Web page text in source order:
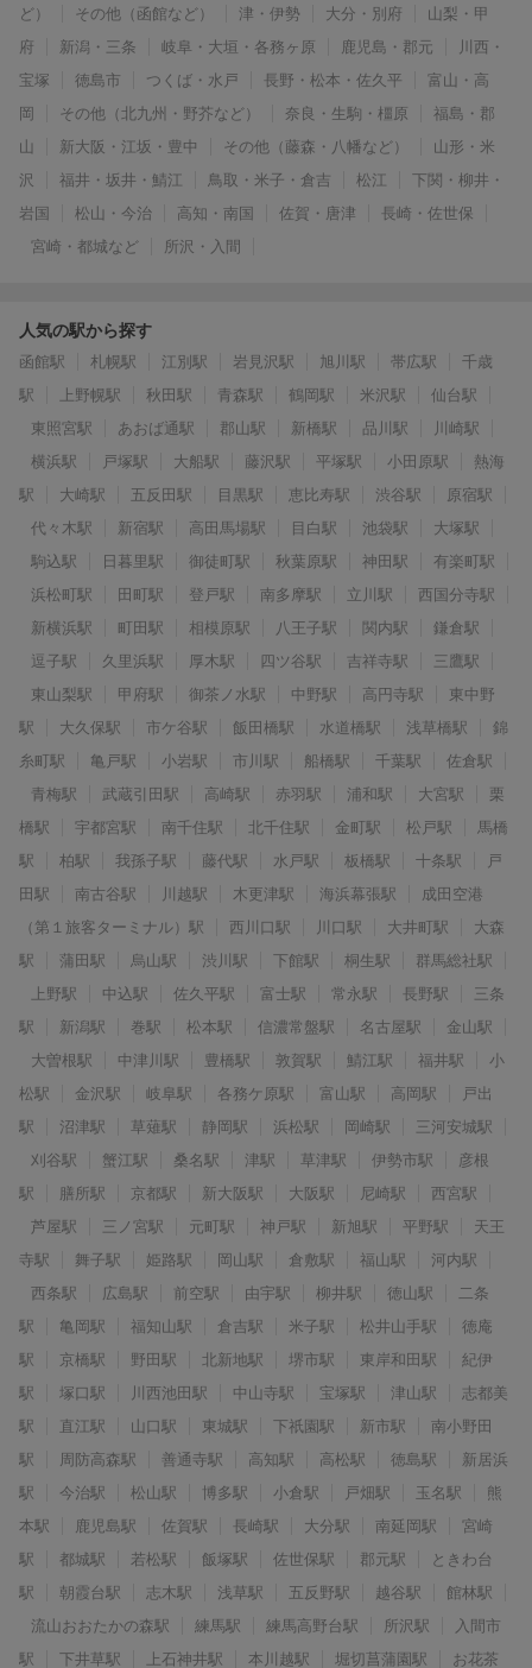
ど）
その他（函館など） 津・伊勢 大分・別府
山梨・甲
府
新潟・三条 岐阜・大垣・各務ヶ原 鹿児島・郡元
川西・
宝塚
徳島市 つくば・水戸 長野・松本・佐久平
富山・高
岡
その他（北九州・野芥など） 奈良・生駒・橿原
福島・郡
山
新大阪・江坂・豊中 その他（藤森・八幡など）
山形・米
沢
福井・坂井・鯖江 鳥取・米子・倉吉 松江
下関・柳井・
岩国
松山・今治 高知・南国 佐賀・唐津
長崎・佐世保
宮崎・都城など
所沢・入間
人気の駅から探す
函館駅 札幌駅 江別駅 岩見沢駅 旭川駅 帯広駅
千歳
駅
上野幌駅 秋田駅 青森駅 鶴岡駅 米沢駅
仙台駅
東照宮駅
あおば通駅 郡山駅 新橋駅 品川駅
川崎駅
横浜駅
戸塚駅 大船駅 藤沢駅 平塚駅 小田原駅
熱海
駅
大崎駅 五反田駅 目黒駅 恵比寿駅 渋谷駅
原宿駅
代々木駅
新宿駅 高田馬場駅 目白駅 池袋駅
大塚駅
駒込駅
日暮里駅 御徒町駅 秋葉原駅 神田駅
有楽町駅
浜松町駅
田町駅 登戸駅 南多摩駅 立川駅
西国分寺駅
新横浜駅
町田駅 相模原駅 八王子駅 関内駅
鎌倉駅
逗子駅
久里浜駅 厚木駅 四ツ谷駅 吉祥寺駅
三鷹駅
東山梨駅
甲府駅 御茶ノ水駅 中野駅 高円寺駅
東中野
駅
大久保駅 市ケ谷駅 飯田橋駅 水道橋駅 浅草橋駅
錦
糸町駅
亀戸駅 小岩駅 市川駅 船橋駅 千葉駅
佐倉駅
青梅駅
武蔵引田駅 高崎駅 赤羽駅 浦和駅 大宮駅
栗
橋駅
宇都宮駅 南千住駅 北千住駅 金町駅 松戸駅
馬橋
駅
柏駅 我孫子駅 藤代駅 水戸駅 板橋駅 十条駅
戸
田駅
南古谷駅 川越駅 木更津駅 海浜幕張駅
成田空港
（第１旅客ターミナル）駅
西川口駅 川口駅 大井町駅
大森
駅
蒲田駅 烏山駅 渋川駅 下館駅 桐生駅
群馬総社駅
上野駅
中込駅 佐久平駅 富士駅 常永駅 長野駅
三条
駅
新潟駅 巻駅 松本駅 信濃常盤駅 名古屋駅
金山駅
大曽根駅
中津川駅 豊橋駅 敦賀駅 鯖江駅 福井駅
小
松駅
金沢駅 岐阜駅 各務ケ原駅 富山駅 高岡駅
戸出
駅
沼津駅 草薙駅 静岡駅 浜松駅 岡崎駅
三河安城駅
刈谷駅
蟹江駅 桑名駅 津駅 草津駅 伊勢市駅
彦根
駅
膳所駅 京都駅 新大阪駅 大阪駅 尼崎駅
西宮駅
芦屋駅
三ノ宮駅 元町駅 神戸駅 新旭駅 平野駅
天王
寺駅
舞子駅 姫路駅 岡山駅 倉敷駅 福山駅
河内駅
西条駅
広島駅 前空駅 由宇駅 柳井駅 徳山駅
二条
駅
亀岡駅 福知山駅 倉吉駅 米子駅 松井山手駅
徳庵
駅
京橋駅 野田駅 北新地駅 堺市駅 東岸和田駅
紀伊
駅
塚口駅 川西池田駅 中山寺駅 宝塚駅 津山駅
志都美
駅
直江駅 山口駅 東城駅 下祇園駅 新市駅
南小野田
駅
周防高森駅 善通寺駅 高知駅 高松駅 徳島駅
新居浜
駅
今治駅 松山駅 博多駅 小倉駅 戸畑駅 玉名駅
熊
本駅
鹿児島駅 佐賀駅 長崎駅 大分駅 南延岡駅
宮崎
駅
都城駅 若松駅 飯塚駅 佐世保駅 郡元駅
ときわ台
駅
朝霞台駅 志木駅 浅草駅 五反野駅 越谷駅
館林駅
流山おおたかの森駅
練馬駅 練馬高野台駅 所沢駅
入間市
駅
下井草駅 上石神井駅 本川越駅 堀切菖蒲園駅 お花茶